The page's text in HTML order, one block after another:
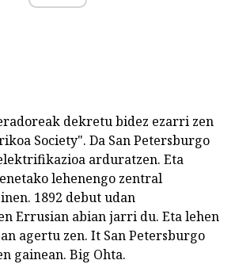
dekretu bidez ezarri zen
Society". Da San Petersburgo
arduratzen. Eta
lehenengo zentral
1892 debut udan
Errusian abian jarri du. Eta lehen
agertu zen. It San Petersburgo
gainean. Big Ohta.